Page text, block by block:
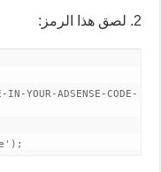
2. لصق هذا الرمز:
YOUR-ADSENSE-CODE-